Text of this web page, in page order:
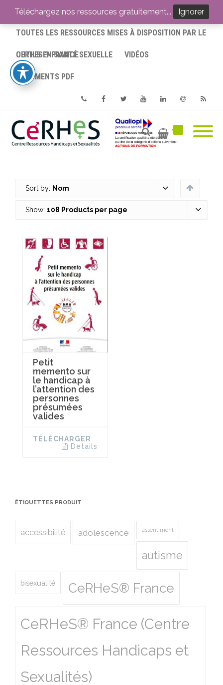
ACCUEIL
TOUTES LES RESSOURCES MISES À DISPOSITION PAR LE
CERHES® FRANCE
OUTILS EN SANTÉ SEXUELLE VIDÉOS
DOCUMENTS PDF
PhoneFacebookTwitterYoutube
Sort by: Nom
Show: 108 Products per page
Petit
memento sur
le handicap à
l’attention des
personnes
présumées
valides
TÉLÉCHARGER
Details
ÉTIQUETTES PRODUIT
accessibilité adolescence assentiment
autisme
bisexualité CeRHeS® France
CeRHeS® France (Centre
Ressources Handicaps et
Sexualités)
Téléchargez nos ressources gratuitement... Ignorer